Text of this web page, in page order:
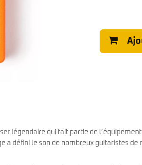
légendaire qui fait partie de
a défini le son de nombreux guitaristes de